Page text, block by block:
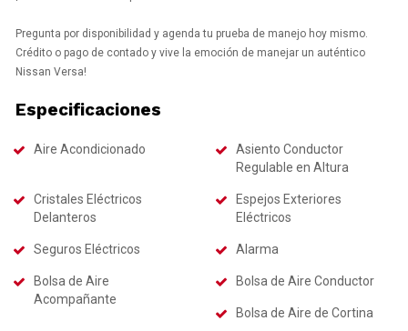
Pregunta por disponibilidad y agenda tu prueba de manejo hoy mismo.
Crédito o pago de contado y vive la emoción de manejar un auténtico
Nissan Versa!
Especificaciones
Aire Acondicionado
Asiento Conductor
Regulable en Altura
Cristales Eléctricos
Delanteros
Espejos Exteriores
Eléctricos
Seguros Eléctricos Alarma
Bolsa de Aire
Acompañante
Bolsa de Aire Conductor
Bolsa de Aire de Cortina